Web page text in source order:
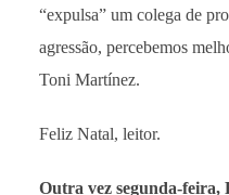
“expulsa” um colega de
agressão, percebemos
Toni Martínez.
Feliz Natal, leitor.
Outra vez segunda-feira,